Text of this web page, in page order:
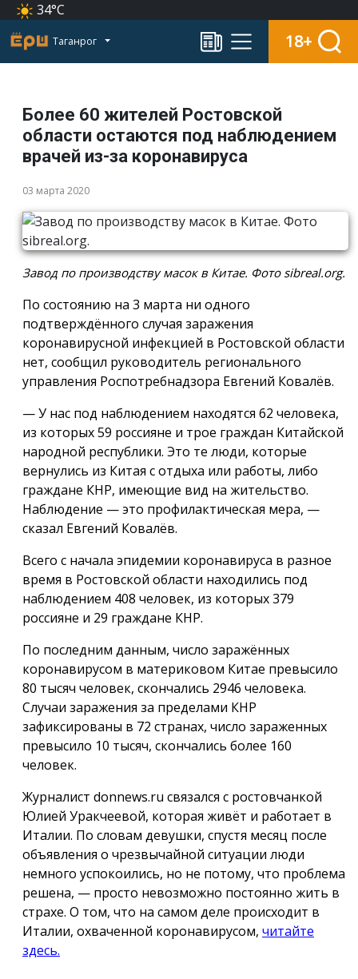
34°C
Таганрог 18+
Более 60 жителей Ростовской
области остаются под наблюдением
врачей из-за коронавируса
03 марта 2020
Завод по производству масок в Китае. Фото sibreal.org.
По состоянию на 3 марта ни одного
подтверждённого случая заражения
коронавирусной инфекцией в Ростовской области
нет, сообщил руководитель регионального
управления Роспотребнадзора Евгений Ковалёв.
— У нас под наблюдением находятся 62 человека,
из которых 59 россияне и трое граждан Китайской
народной республики. Это те люди, которые
вернулись из Китая с отдыха или работы, либо
граждане КНР, имеющие вид на жительство.
Наблюдение — это профилактическая мера, —
сказал Евгений Ковалёв.
Всего с начала эпидемии коронавируса в разное
время в Ростовской области находились под
наблюдением 408 человек, из которых 379
россияне и 29 граждане КНР.
По последним данным, число заражённых
коронавирусом в материковом Китае превысило
80 тысяч человек, скончались 2946 человека.
Случаи заражения за пределами КНР
зафиксированы в 72 странах, число зараженных
превысило 10 тысяч, скончались более 160
человек.
Журналист donnews.ru связался с ростовчанкой
Юлией Уракчеевой, которая живёт и работает в
Италии. По словам девушки, спустя месяц после
объявления о чрезвычайной ситуации люди
немного успокоились, но не потому, что проблема
решена, — просто невозможно постоянно жить в
страхе. О том, что на самом деле происходит в
Италии, охваченной коронавирусом, читайте
здесь.